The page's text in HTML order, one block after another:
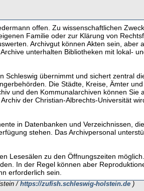
offen. Zu wissenschaftlichen
Familie oder zur Klärung von
Archivgut können Akten sein, aber
unterhalten Bibliotheken mit lokal-
Schleswig übernimmt und sichert zentral
Die Städte, Kreise, Ämter
und den Kommunalarchiven können Sie
der Christian-Albrechts-Universität
in Datenbanken und Verzeichnissen,
stehen. Das Archivpersonal
Lesesälen zu den Öffnungszeiten
In der Regel können aber
erforderlich sein.
/ https://zufish.schleswig-holstein.de )